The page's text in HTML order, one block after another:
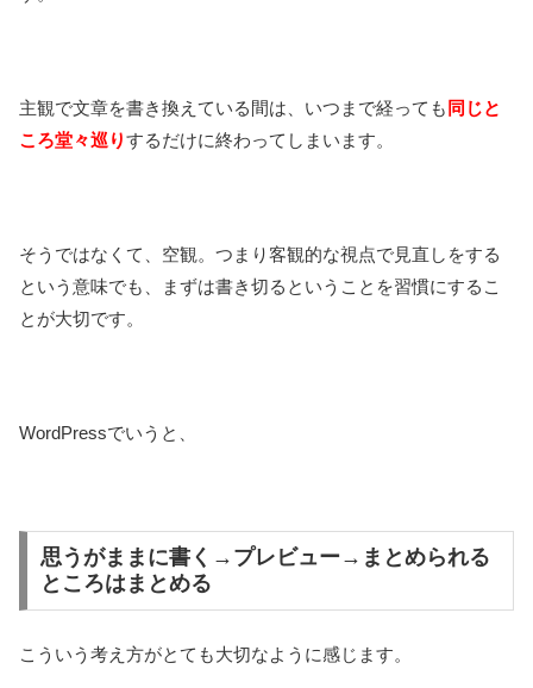
主観で文章を書き換えている間は、いつまで経っても 同じと
ころ堂々巡りするだけに終わってしまいます。
そうではなくて、空観。つまり客観的な視点で見直しをする
という意味でも、まずは書き切るということを習慣にするこ
とが大切です。
WordPressでいうと、
思うがままに書く→プレビュー→まとめられる
ところはまとめる
こういう考え方がとても大切なように感じます。